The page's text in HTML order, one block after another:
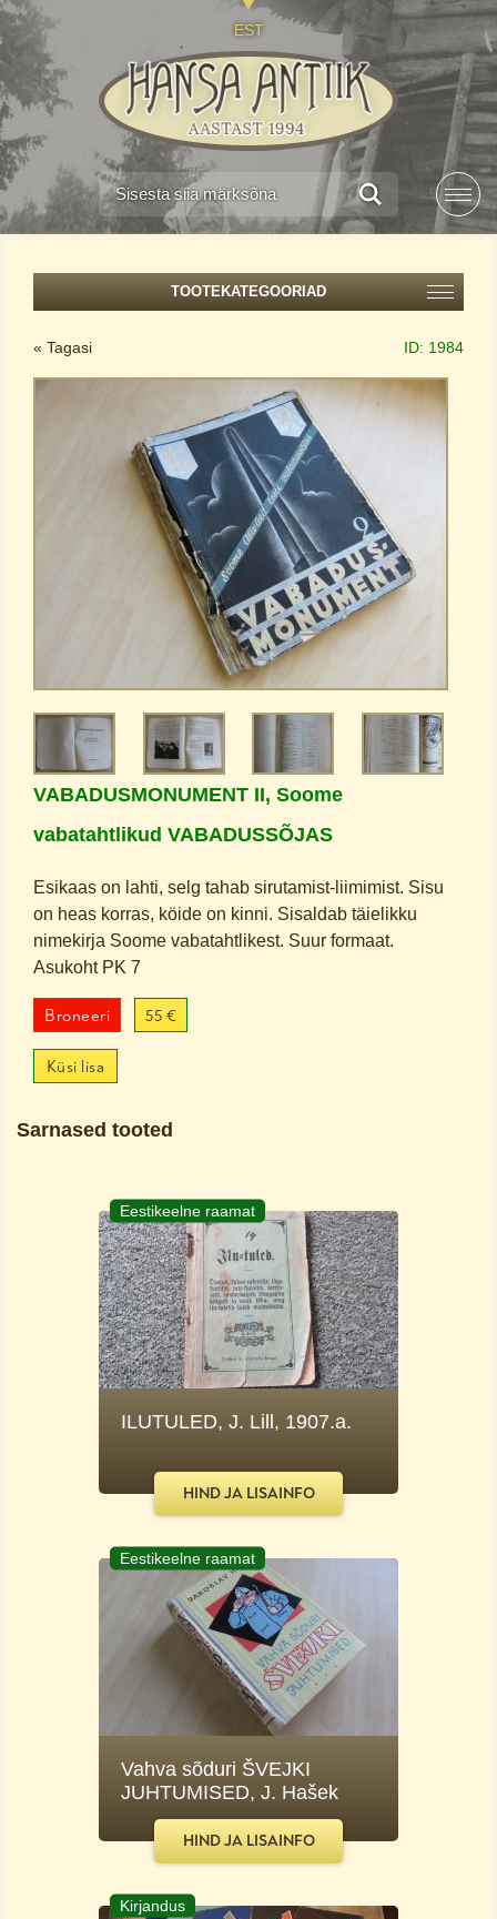
EST
TOOTEKATEGOORIAD
« Tagasi ID: 1984
VABADUSMONUMENT II, Soome
vabatahtlikud VABADUSSÕJAS
Esikaas on lahti, selg tahab sirutamist-liimimist. Sisu
on heas korras, köide on kinni. Sisaldab täielikku
nimekirja Soome vabatahtlikest. Suur formaat.
Asukoht PK 7
Broneeri 55 €
Küsi lisa
Sarnased tooted
Eestikeelne raamat
ILUTULED, J. Lill, 1907.a.
HIND JA LISAINFO
Eestikeelne raamat
Vahva sõduri ŠVEJKI
JUHTUMISED, J. Hašek
HIND JA LISAINFO
Kirjandus